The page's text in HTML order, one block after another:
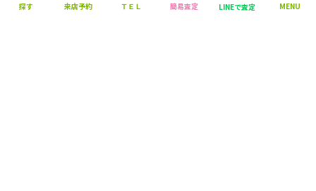
探す 来店予約 ＴＥＬ 簡易査定 LINEで査定 MENU